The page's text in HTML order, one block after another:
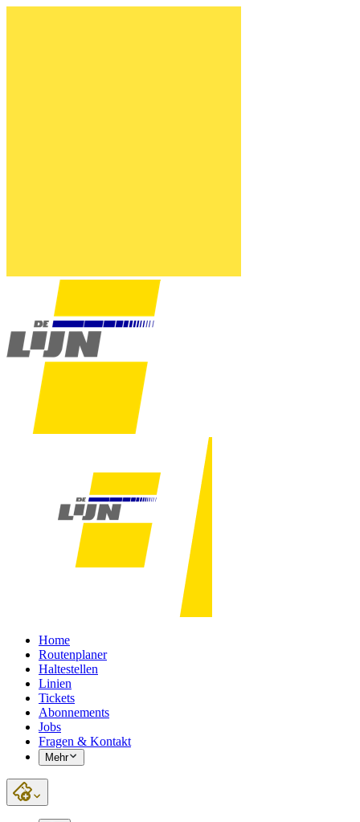
Home
Routenplaner
Haltestellen
Linien
Tickets
Abonnements
Jobs
Fragen & Kontakt
Mehr